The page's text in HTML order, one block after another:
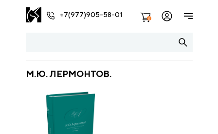
+7(977)905-58-01 2
М.Ю. ЛЕРМОНТОВ.